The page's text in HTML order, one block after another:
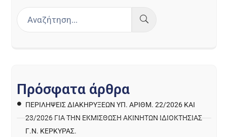
Πρόσφατα άρθρα
ΠΕΡΙΛΉΨΕΙΣ ΔΙΑΚΗΡΎΞΕΩΝ ΥΠ. ΑΡΙΘΜ. 22/2026 ΚΑΙ
23/2026 ΓΙΑ ΤΗΝ ΕΚΜΊΣΘΩΣΗ ΑΚΙΝΉΤΩΝ ΙΔΙΟΚΤΗΣΊΑΣ
Γ.Ν. ΚΈΡΚΥΡΑΣ.